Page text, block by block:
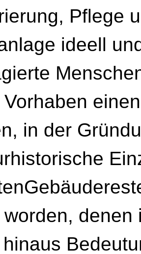
Pflege
ideell
in der